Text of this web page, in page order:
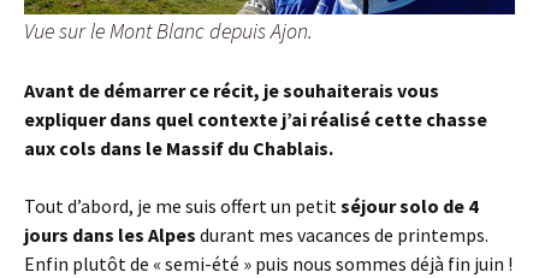
Vue sur le Mont Blanc depuis Ajon.
Avant de démarrer ce récit, je souhaiterais vous
expliquer dans quel contexte j’ai réalisé cette chasse
aux cols dans le Massif du Chablais.
Tout d’abord, je me suis offert un petitséjour solo de 4
jours dans les Alpes durant mes vacances de printemps.
Enfin plutôt de « semi-été » puis nous sommes déjà fin juin !